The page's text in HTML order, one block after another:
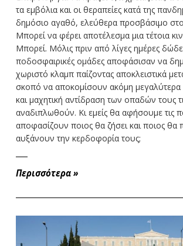
τα εμβόλια και οι θεραπείες κατά της
δημόσιο αγαθό, ελεύθερα προσβάσιμο
Μπορεί να φέρει αποτέλεσμα μια τέτοια
Μπορεί. Μόλις πριν από λίγες ημέρες
ποδοσφαιρικές ομάδες αποφάσισαν να
χωριστό κλαμπ παίζοντας αποκλειστικά
σκοπό να αποκομίσουν ακόμη μεγαλύτερα
και μαχητική αντίδραση των οπαδών τους
αναδιπλωθούν. Κι εμείς θα αφήσουμε τις
αποφασίζουν ποιος θα ζήσει και ποιος θα
αυξάνουν την κερδοφορία τους;
Περισσότερα »